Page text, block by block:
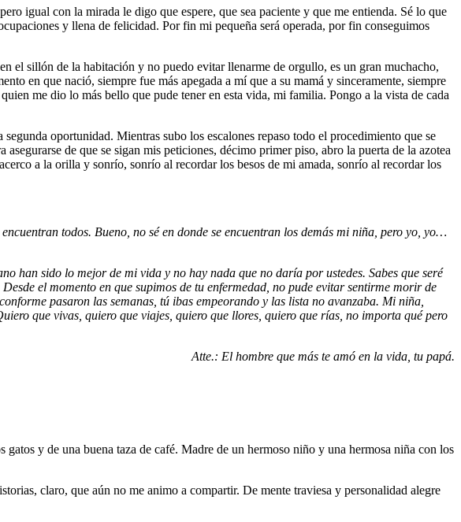
igual con la mirada le digo que espere, que sea paciente y que me entienda. Sé lo que
y llena de felicidad. Por fin mi pequeña será operada, por fin conseguimos
el sillón de la habitación y no puedo evitar llenarme de orgullo, es un gran muchacho,
en que nació, siempre fue más apegada a mí que a su mamá y sinceramente, siempre
me dio lo más bello que pude tener en esta vida, mi familia. Pongo a la vista de cada
oportunidad. Mientras subo los escalones repaso todo el procedimiento que se
de que se sigan mis peticiones, décimo primer piso, abro la puerta de la azotea
a la orilla y sonrío, sonrío al recordar los besos de mi amada, sonrío al recordar los
todos. Bueno, no sé en donde se encuentran los demás mi niña, pero yo, yo…
han sido lo mejor de mi vida y no hay nada que no daría por ustedes. Sabes que seré
el momento en que supimos de tu enfermedad, no pude evitar sentirme morir de
pasaron las semanas, tú ibas empeorando y las lista no avanzaba. Mi niña,
que vivas, quiero que viajes, quiero que llores, quiero que rías, no importa qué pero
Atte.: El hombre que más te amó en la vida, tu papá.
y de una buena taza de café. Madre de un hermoso niño y una hermosa niña con los
claro, que aún no me animo a compartir. De mente traviesa y personalidad alegre